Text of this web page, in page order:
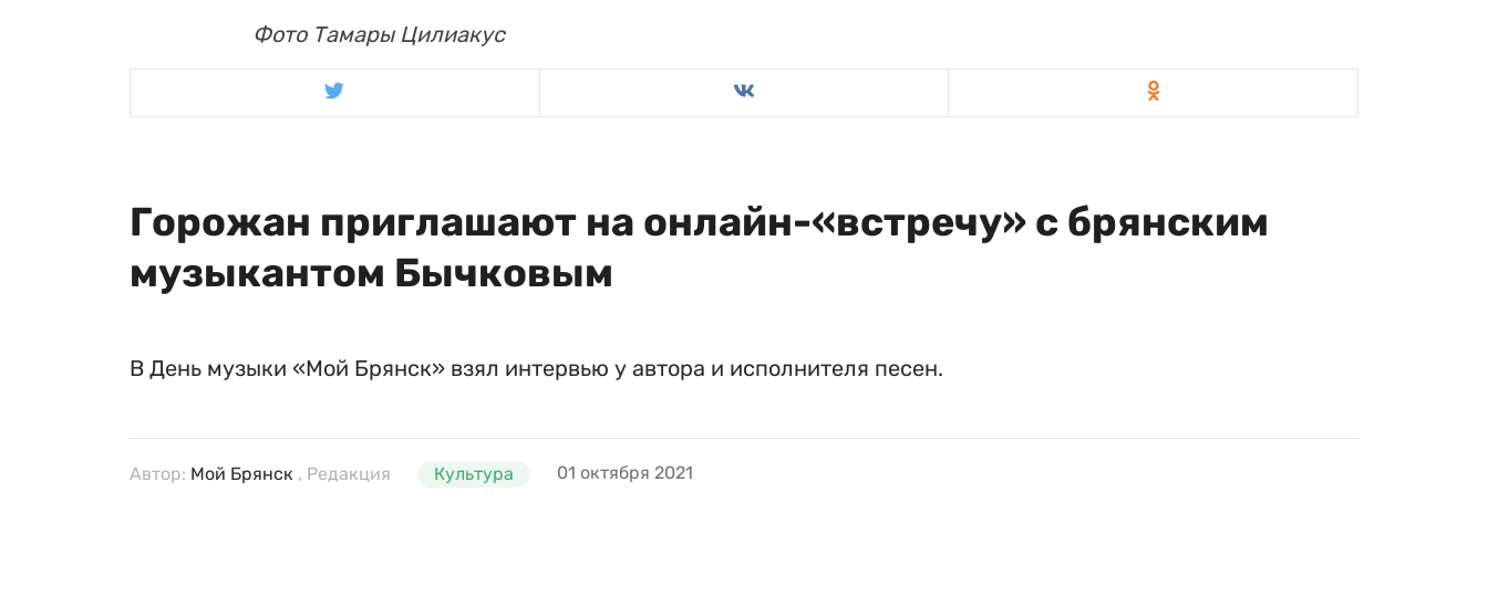
Фото Тамары Цилиакус
Горожан приглашают на онлайн-«встречу» с брянским
музыкантом Бычковым
В День музыки «Мой Брянск» взял интервью у автора и исполнителя песен.
Автор: Мой Брянск , Редакция Культура 01 октября 2021